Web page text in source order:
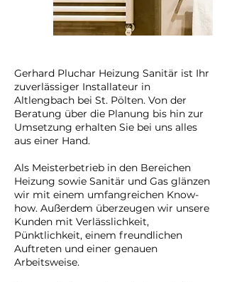
Gerhard Pluchar Heizung Sanitär ist Ihr
zuverlässiger Installateur in
Altlengbach bei St. Pölten. Von der
Beratung über die Planung bis hin zur
Umsetzung erhalten Sie bei uns alles
aus einer Hand.
Als Meisterbetrieb in den Bereichen
Heizung sowie Sanitär und Gas glänzen
wir mit einem umfangreichen Know-
how. Außerdem überzeugen wir unsere
Kunden mit Verlässlichkeit,
Pünktlichkeit, einem freundlichen
Auftreten und einer genauen
Arbeitsweise.